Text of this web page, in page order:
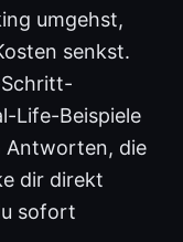
umgehst,
senkst.
Life-Beispiele
Antworten, die
dir direkt
sofort